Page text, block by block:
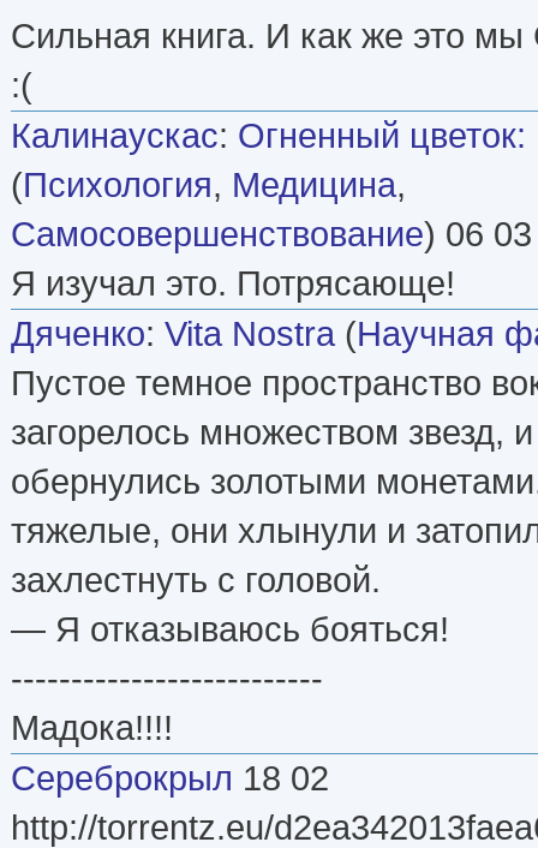
Сильная книга. И как же это
:(
Калинаускас: Огненный
(Психология, Медицина,
Самосовершенствование) 06 03
Я изучал это. Потрясающе!
Дяченко: Vita Nostra (Научная
Пустое темное пространство
загорелось множеством звезд,
обернулись золотыми
тяжелые, они хлынули и
захлестнуть с головой.
— Я отказываюсь бояться!
--------------------------
Мадока!!!!
Сереброкрыл 18 02
http://torrentz.eu/